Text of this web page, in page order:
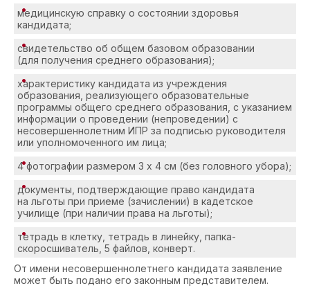
медицинскую справку о состоянии здоровья
кандидата;
свидетельство об общем базовом образовании
(для получения среднего образования);
характеристику кандидата из учреждения
образования, реализующего образовательные
программы общего среднего образования, с указанием
информации о проведении (непроведении) с
несовершеннолетним ИПР за подписью руководителя
или уполномоченного им лица;
4 фотографии размером 3 х 4 см (без головного убора);
документы, подтверждающие право кандидата
на льготы при приеме (зачислении) в кадетское
училище (при наличии права на льготы);
тетрадь в клетку, тетрадь в линейку, папка-
скоросшиватель, 5 файлов, конверт.
От имени несовершеннолетнего кандидата заявление
может быть подано его законным представителем.